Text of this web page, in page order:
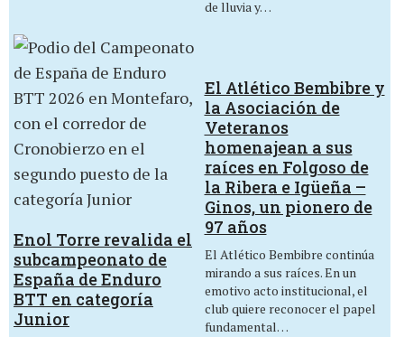
de lluvia y…
Enol Torre revalida el
subcampeonato de
España de Enduro
BTT en categoría
Junior
El Atlético Bembibre y
la Asociación de
Veteranos
homenajean a sus
raíces en Folgoso de
la Ribera e Igüeña –
Ginos, un pionero de
97 años
El Atlético Bembibre continúa
mirando a sus raíces. En un
emotivo acto institucional, el
club quiere reconocer el papel
fundamental…